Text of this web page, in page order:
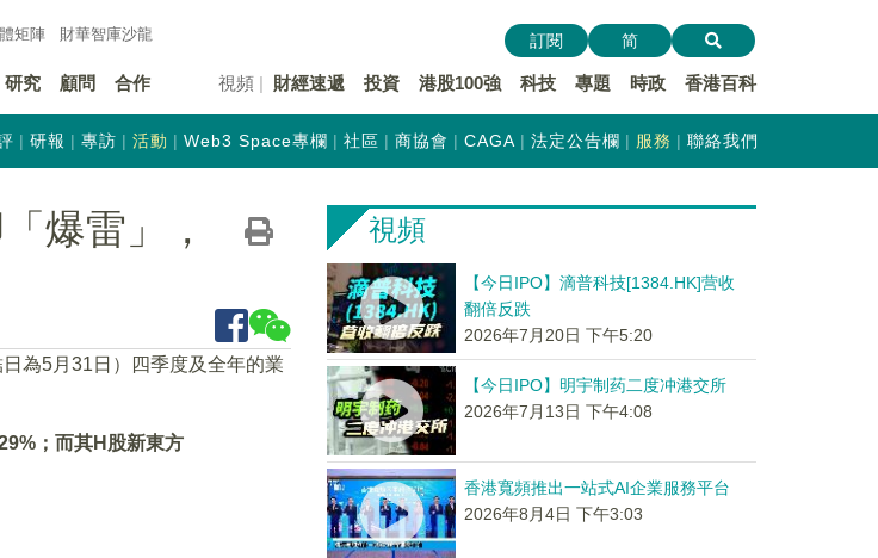
矩陣 財華智庫沙龍
研究 顧問 合作 視頻 財經速遞 投資 港股100強 科技 專題 時政 香港百科
訂閱 简
研報 專訪 活動 Web3 Space專欄 社區 商協會 CAGA 法定公告欄 服務 聯絡我們
爆雷」，
為5月31日）四季度及全年的業
；而其H股新東方
視頻
【今日IPO】滴普科技[1384.HK]营收
翻倍反跌
2026年7月20日 下午5:20
【今日IPO】明宇制药二度冲港交所
2026年7月13日 下午4:08
香港寬頻推出一站式AI企業服務平台
2026年8月4日 下午3:03